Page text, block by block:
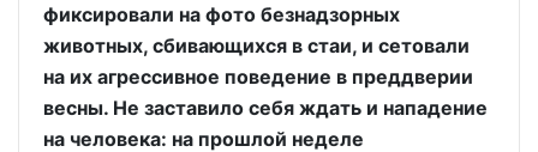
фиксировали на фото безнадзорных
животных, сбивающихся в стаи, и сетовали
на их агрессивное поведение в преддверии
весны. Не заставило себя ждать и нападение
на человека: на прошлой неделе